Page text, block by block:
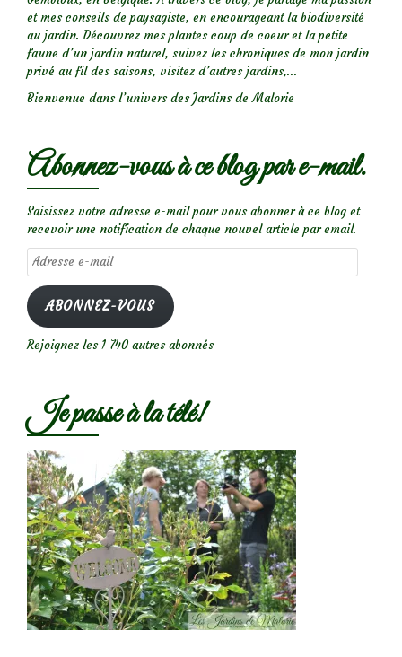
et mes conseils de paysagiste, en encourageant la biodiversité
au jardin. Découvrez mes plantes coup de coeur et la petite
faune d’un jardin naturel, suivez les chroniques de mon jardin
privé au fil des saisons, visitez d’autres jardins,...
Bienvenue dans l’univers des Jardins de Malorie
Abonnez-vous à ce blog par e-mail.
Saisissez votre adresse e-mail pour vous abonner à ce blog et
recevoir une notification de chaque nouvel article par email.
Adresse
e-
mail
ABONNEZ-VOUS
Rejoignez les 1 740 autres abonnés
Je passe à la télé!